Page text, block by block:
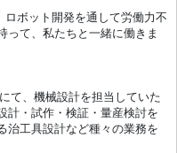
ボット開発を通して労働力不
って、私たちと一緒に働きま
て、機械設計を担当していた
計・試作・検証・量産検討を
治工具設計など種々の業務を